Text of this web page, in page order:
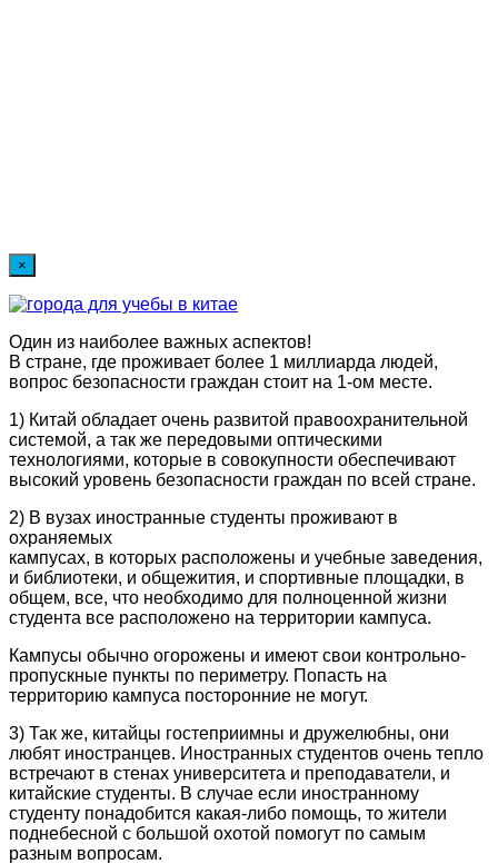
×
Один из наиболее важных аспектов!
В стране, где проживает более 1 миллиарда людей,
вопрос безопасности граждан стоит на 1-ом месте.
1) Китай обладает очень развитой правоохранительной
системой, а так же передовыми оптическими
технологиями, которые в совокупности обеспечивают
высокий уровень безопасности граждан по всей стране.
2) В вузах иностранные студенты проживают в
охраняемых
кампусах, в которых расположены и учебные заведения,
и библиотеки, и общежития, и спортивные площадки, в
общем, все, что необходимо для полноценной жизни
студента все расположено на территории кампуса.
Кампусы обычно огорожены и имеют свои контрольно-
пропускные пункты по периметру. Попасть на
территорию кампуса посторонние не могут.
3) Так же, китайцы гостеприимны и дружелюбны, они
любят иностранцев. Иностранных студентов очень тепло
встречают в стенах университета и преподаватели, и
китайские студенты. В случае если иностранному
студенту понадобится какая-либо помощь, то жители
поднебесной с большой охотой помогут по самым
разным вопросам.